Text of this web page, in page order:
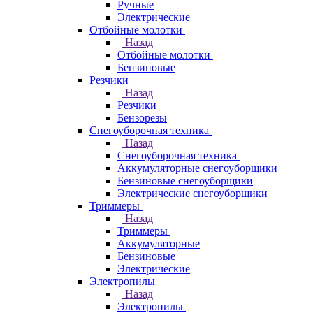
Ручные
Электрические
Отбойные молотки
Назад
Отбойные молотки
Бензиновые
Резчики
Назад
Резчики
Бензорезы
Снегоуборочная техника
Назад
Снегоуборочная техника
Аккумуляторные снегоуборщики
Бензиновые снегоуборщики
Электрические снегоуборщики
Триммеры
Назад
Триммеры
Аккумуляторные
Бензиновые
Электрические
Электропилы
Назад
Электропилы